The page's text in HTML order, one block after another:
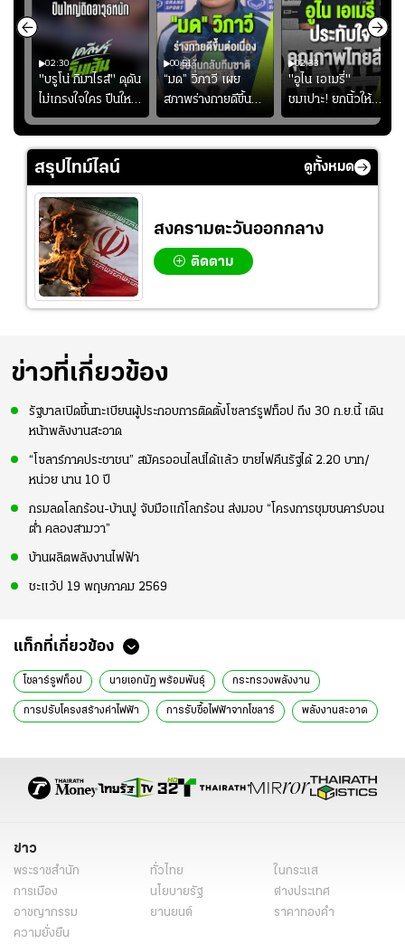
02:30
"บรูโน่ กิมาไรส์" ดุดัน
ไม่เกรงใจใคร ปืนใหญ่
เสิรมอาวุธหนัก
00:51
“มด” วิภาวี เผย
สภาพร่างกายดีขึ้น
อย่างต่อเนื่อง พร้อม
พยายามลงสนามให้
02:33
"อูไน เอเมรี่"
ชมเปาะ! ยกนิ้วให้
แท็กติกบีจี แฮปปี้
สุดๆ กับการเยือนไทย
สรุปไทม์ไลน์ ดูทั้งหมด
สงครามตะวันออกกลาง
ติดตาม
ข่าวที่เกี่ยวข้อง
รัฐบาลเปิดขึ้นทะเบียนผู้ประกอบการติดตั้งโซลาร์รูฟท็อป ถึง 30 ก.ย.นี้ เดิน
หน้าพลังงานสะอาด
“โซลาร์ภาคประชาชน” สมัครออนไลน์ได้แล้ว ขายไฟคืนรัฐได้ 2.20 บาท/
หน่วย นาน 10 ปี
กรมลดโลกร้อน-บ้านปู จับมือแก้โลกร้อน ส่งมอบ “โครงการชุมชนคาร์บอน
ต่ำ คลองสามวา”
บ้านผลิตพลังงานไฟฟ้า
ชะแว้ป 19 พฤษภาคม 2569
แท็กที่เกี่ยวข้อง
โซลาร์รูฟท็อป นายเอกนัฏ พร้อมพันธุ์ กระทรวงพลังงาน
การปรับโครงสร้างค่าไฟฟ้า การรับซื้อไฟฟ้าจากโซลาร์ พลังงานสะอาด
การขายไฟฟ้าคืน โครงการช่วยเหลือด้านการลงทุน
ข่าวการเมืองวันนี้
ข่าว
พระราชสำนัก ทั่วไทย
ในกระแส
การเมือง
นโยบายรัฐ
ต่างประเทศ
อาชญากรรม
ยานยนต์
ราคาทองคำ
ความยั่งยืน